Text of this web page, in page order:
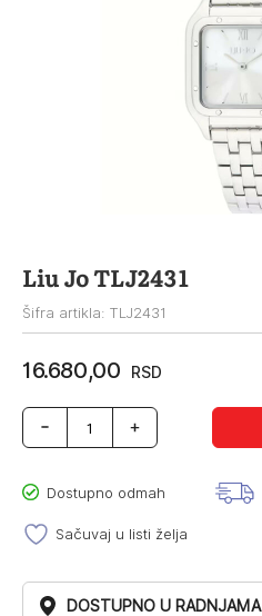
Liu Jo TLJ2431
Šifra artikla: TLJ2431
16.680,00 RSD
Liu
Jo
količina
Dostupno odmah
Sačuvaj u listi želja
DOSTUPNO U RADNJAMA